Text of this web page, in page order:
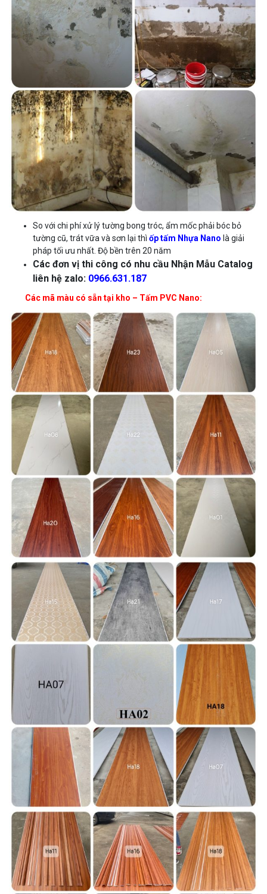
So với chi phí xử lý tường bong tróc, ẩm mốc phải bóc bỏ
tường cũ, trát vữa và sơn lại thì ốp tấm Nhựa Nano là giải
pháp tối ưu nhất. Độ bền trên 20 năm
Các đơn vị thi công có nhu cầu Nhận Mẫu Catalog
liên hệ zalo: 0966.631.187
Các mã màu có sẵn tại kho – Tấm PVC Nano: